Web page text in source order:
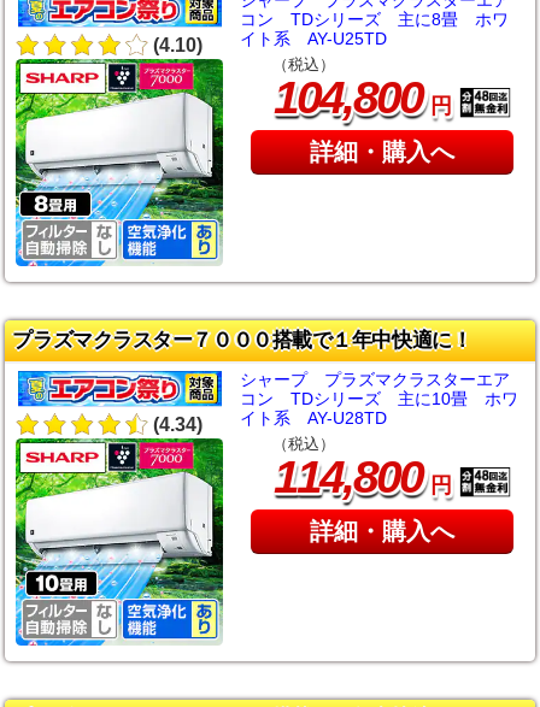
(4.10)
コン TDシリーズ 主に8畳 ホワ
イト系 AY-U25TD
（税込）
104,800円
詳細・購入へ
プラズマクラスター７０００搭載で１年中快適に！
(4.34)
シャープ プラズマクラスターエア
コン TDシリーズ 主に10畳 ホワ
イト系 AY-U28TD
（税込）
114,800円
詳細・購入へ